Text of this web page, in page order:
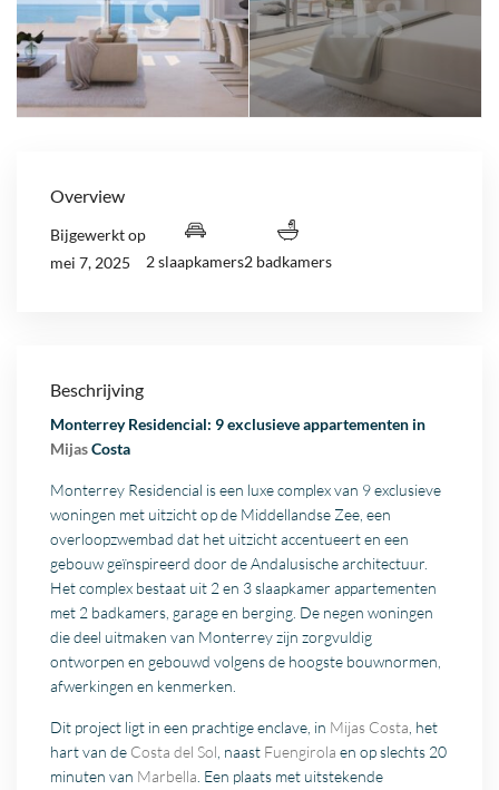
Overview
Bijgewerkt op
mei 7, 2025
2 slaapkamers2 badkamers
Beschrijving
Monterrey Residencial: 9 exclusieve appartementen in
MijasCosta
Monterrey Residencial is een luxe complex van 9 exclusieve
woningen met uitzicht op de Middellandse Zee, een
overloopzwembad dat het uitzicht accentueert en een
gebouw geïnspireerd door de Andalusische architectuur.
Het complex bestaat uit 2 en 3 slaapkamer appartementen
met 2 badkamers, garage en berging. De negen woningen
die deel uitmaken van Monterrey zijn zorgvuldig
ontworpen en gebouwd volgens de hoogste bouwnormen,
afwerkingen en kenmerken.
Dit project ligt in een prachtige enclave, in Mijas Costa , het
hart van de Costa del Sol , naast Fuengirola en op slechts 20
minuten van Marbella . Een plaats met uitstekende